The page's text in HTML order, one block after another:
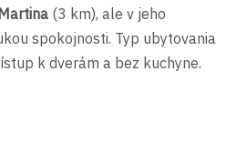
(3 km), ale v jeho
spokojnosti. Typ ubytovania
k dverám a bez kuchyne.